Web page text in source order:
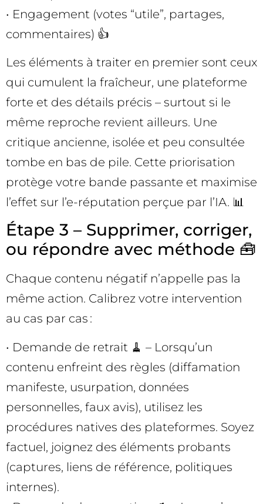
• Engagement (votes “utile”, partages,
commentaires) 👍
Les éléments à traiter en premier sont ceux
qui cumulent la fraîcheur, une plateforme
forte et des détails précis – surtout si le
même reproche revient ailleurs. Une
critique ancienne, isolée et peu consultée
tombe en bas de pile. Cette priorisation
protège votre bande passante et maximise
l’effet sur l’e-réputation perçue par l’IA. 📊
Étape 3 – Supprimer, corriger,
ou répondre avec méthode 🧰
Chaque contenu négatif n’appelle pas la
même action. Calibrez votre intervention
au cas par cas :
• Demande de retrait 🧹 – Lorsqu’un
contenu enfreint des règles (diffamation
manifeste, usurpation, données
personnelles, faux avis), utilisez les
procédures natives des plateformes. Soyez
factuel, joignez des éléments probants
(captures, liens de référence, politiques
internes).